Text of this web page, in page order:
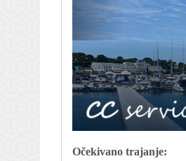
Očekivano trajanje: